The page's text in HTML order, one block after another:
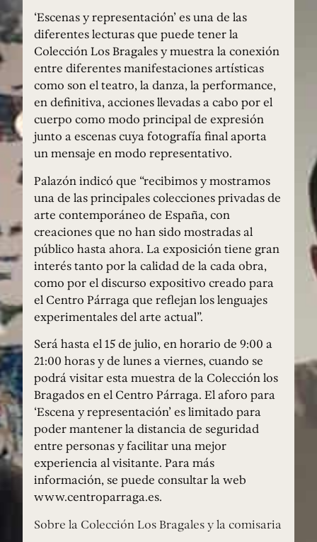
‘Escenas y representación’ es una de las
diferentes lecturas que puede tener la
Colección Los Bragales y muestra la conexión
entre diferentes manifestaciones artísticas
como son el teatro, la danza, la performance,
en definitiva, acciones llevadas a cabo por el
cuerpo como modo principal de expresión
junto a escenas cuya fotografía final aporta
un mensaje en modo representativo.
Palazón indicó que “recibimos y mostramos
una de las principales colecciones privadas de
arte contemporáneo de España, con
creaciones que no han sido mostradas al
público hasta ahora. La exposición tiene gran
interés tanto por la calidad de la cada obra,
como por el discurso expositivo creado para
el Centro Párraga que reflejan los lenguajes
experimentales del arte actual”.
Será hasta el 15 de julio, en horario de 9:00 a
21:00 horas y de lunes a viernes, cuando se
podrá visitar esta muestra de la Colección los
Bragados en el Centro Párraga. El aforo para
‘Escena y representación’ es limitado para
poder mantener la distancia de seguridad
entre personas y facilitar una mejor
experiencia al visitante. Para más
información, se puede consultar la web
www.centroparraga.es.
Sobre la Colección Los Bragales y la comisaria